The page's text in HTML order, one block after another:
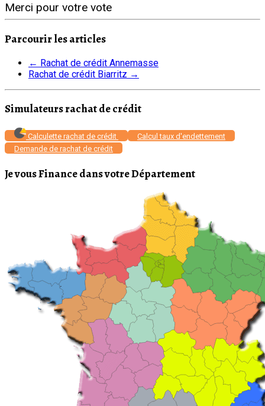
Merci pour votre vote
Parcourir les articles
← Rachat de crédit Annemasse
Rachat de crédit Biarritz →
Simulateurs rachat de crédit
Calculette rachat de crédit
Calcul taux d'endettement
Demande de rachat de crédit
Je vous Finance dans votre Département